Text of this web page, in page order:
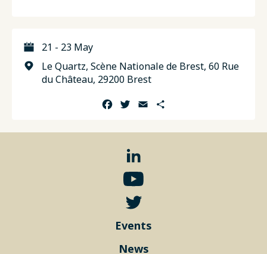
21 - 23 May
Le Quartz, Scène Nationale de Brest, 60 Rue
du Château, 29200 Brest
Facebook
TwitterEmailShare
Events
News